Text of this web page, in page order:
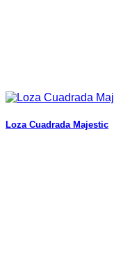
Loza Cuadrada Majestic